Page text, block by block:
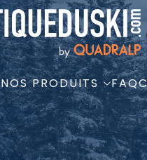
NOS PRODUITS FAQ